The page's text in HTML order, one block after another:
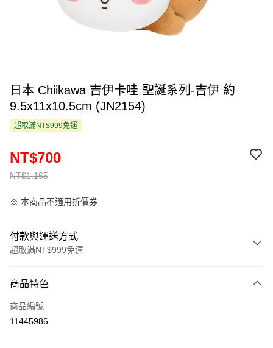
日本 Chiikawa 吉伊卡哇 聖誕系列-吉伊 約
9.5x11x10.5cm (JN2154)
超取滿NT$999免運
NT$1,165
NT$700
※ 本商品不適用折價券
付款與運送方式
超取滿NT$999免運
信用卡一次付款
超商取貨付款
商品特色
商品編號
11445986